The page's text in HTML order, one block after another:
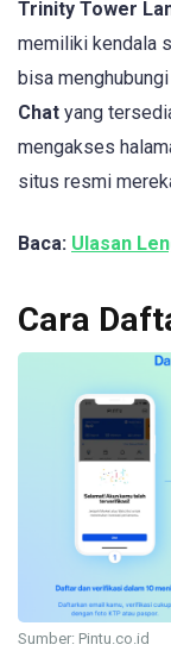
Trinity Tower
memiliki kendala
bisa
Chat yang
mengakses
situs resmi
Baca: Ulasan
Cara
Sumber: Pintu.co.id